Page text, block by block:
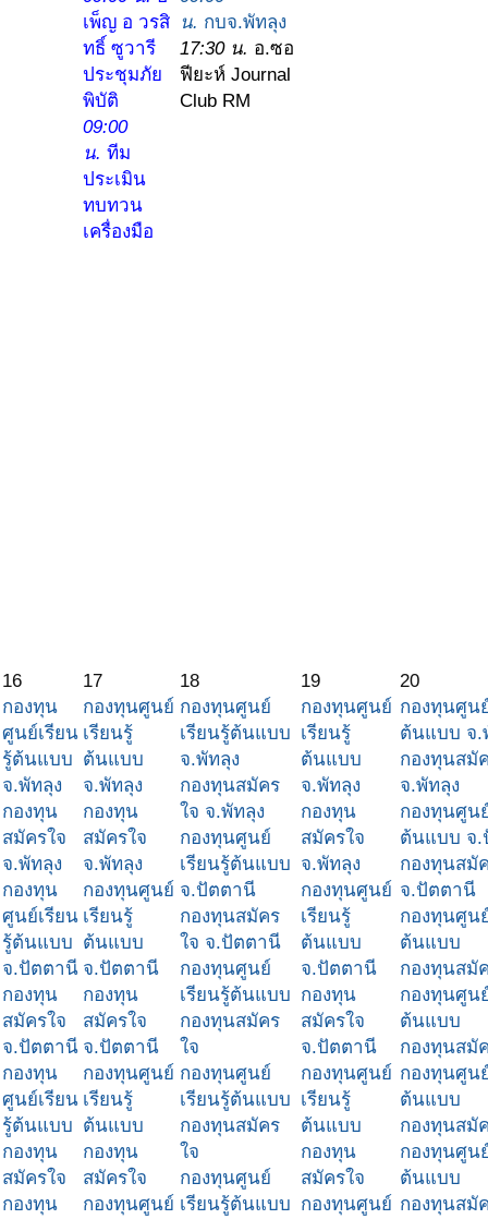
เพ็ญ อ วรสิ
ทธิ์ ซูวารี
ประชุมภัย
พิบัติ
09:00
น. ทีม
ประเมิน
ทบทวน
เครื่องมือ
น. กบจ.พัทลุง
17:30 น. อ.ซอ
ฟียะห์ Journal
Club RM
16
กองทุน
ศูนย์เรียน
รู้ต้นแบบ
จ.พัทลุง
กองทุน
สมัครใจ
จ.พัทลุง
กองทุน
ศูนย์เรียน
รู้ต้นแบบ
จ.ปัตตานี
กองทุน
สมัครใจ
จ.ปัตตานี
กองทุน
ศูนย์เรียน
รู้ต้นแบบ
กองทุน
สมัครใจ
กองทุน
17
กองทุนศูนย์
เรียนรู้
ต้นแบบ
จ.พัทลุง
กองทุน
สมัครใจ
จ.พัทลุง
กองทุนศูนย์
เรียนรู้
ต้นแบบ
จ.ปัตตานี
กองทุน
สมัครใจ
จ.ปัตตานี
กองทุนศูนย์
เรียนรู้
ต้นแบบ
กองทุน
สมัครใจ
กองทุนศูนย์
18
กองทุนศูนย์
เรียนรู้ต้นแบบ
จ.พัทลุง
กองทุนสมัคร
ใจ จ.พัทลุง
กองทุนศูนย์
เรียนรู้ต้นแบบ
จ.ปัตตานี
กองทุนสมัคร
ใจ จ.ปัตตานี
กองทุนศูนย์
เรียนรู้ต้นแบบ
กองทุนสมัคร
ใจ
กองทุนศูนย์
เรียนรู้ต้นแบบ
กองทุนสมัคร
ใจ
กองทุนศูนย์
เรียนรู้ต้นแบบ
19
กองทุนศูนย์
เรียนรู้
ต้นแบบ
จ.พัทลุง
กองทุน
สมัครใจ
จ.พัทลุง
กองทุนศูนย์
เรียนรู้
ต้นแบบ
จ.ปัตตานี
กองทุน
สมัครใจ
จ.ปัตตานี
กองทุนศูนย์
เรียนรู้
ต้นแบบ
กองทุน
สมัครใจ
กองทุนศูนย์
20
กองทุนศูน
ต้นแบบ จ.
กองทุนสมั
จ.พัทลุง
กองทุนศูน
ต้นแบบ จ.
กองทุนสมั
จ.ปัตตานี
กองทุนศูน
ต้นแบบ
กองทุนสมั
กองทุนศูน
ต้นแบบ
กองทุนสมั
กองทุนศูน
ต้นแบบ
กองทุนสมั
กองทุนศูน
ต้นแบบ
กองทุนสมั